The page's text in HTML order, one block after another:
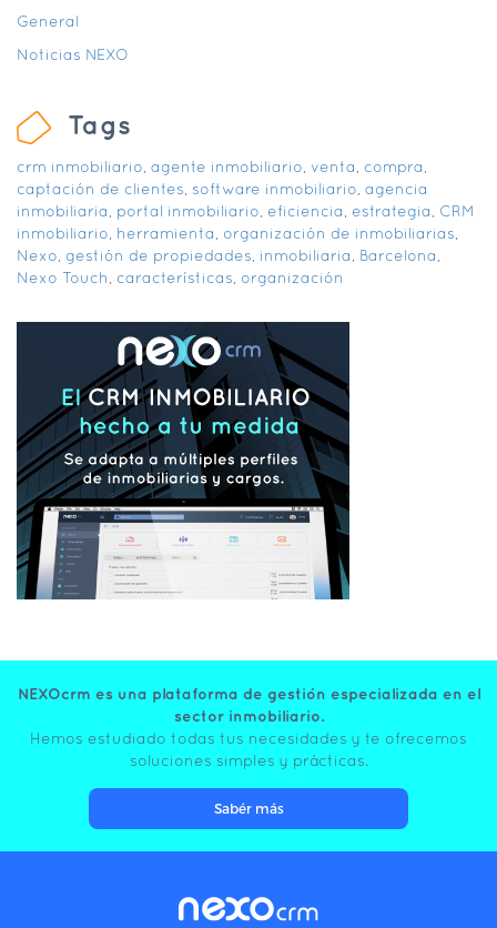
General
Noticias NEXO
Tags
crm inmobiliario, agente inmobiliario, venta, compra,
captación de clientes, software inmobiliario, agencia
inmobiliaria, portal inmobiliario, eficiencia, estrategia, CRM
inmobiliario, herramienta, organización de inmobiliarias,
Nexo, gestión de propiedades, inmobiliaria, Barcelona,
Nexo Touch, características, organización
NEXOcrm es una plataforma de gestión especializada en el
sector inmobiliario.
Hemos estudiado todas tus necesidades y te ofrecemos
soluciones simples y prácticas.
Sabér más